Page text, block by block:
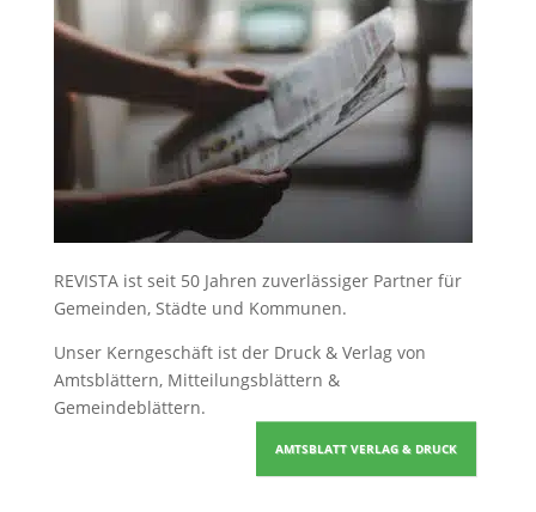
REVISTA ist seit 50 Jahren zuverlässiger Partner für
Gemeinden, Städte und Kommunen.
Unser Kerngeschäft ist der Druck & Verlag von
Amtsblättern, Mitteilungsblättern &
Gemeindeblättern.
AMTSBLATT VERLAG & DRUCK